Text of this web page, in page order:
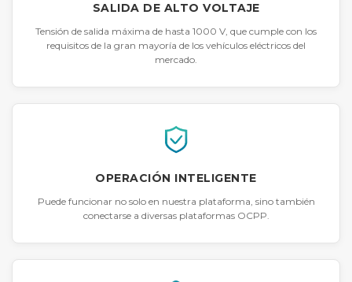
SALIDA DE ALTO VOLTAJE
Tensión de salida máxima de hasta 1000 V, que cumple con los
requisitos de la gran mayoría de los vehículos eléctricos del
mercado.
OPERACIÓN INTELIGENTE
Puede funcionar no solo en nuestra plataforma, sino también
conectarse a diversas plataformas OCPP.